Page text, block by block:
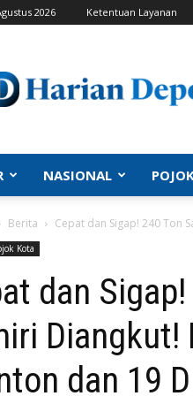
2026 Ketentuan Layanan
NASIONAL
Berita Cepat dan Sigap! 240 Ton
Kota
dan
Diangkut!
dan 19